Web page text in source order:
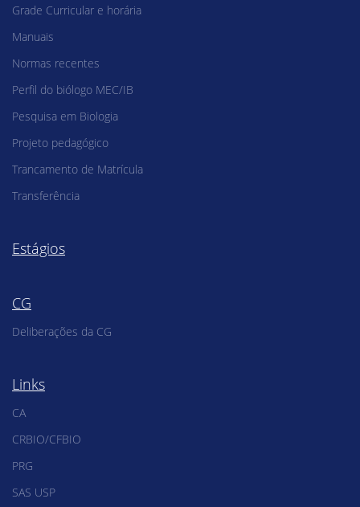
Grade Curricular e horária
Manuais
Normas recentes
Perfil do biólogo MEC/IB
Pesquisa em Biologia
Projeto pedagógico
Trancamento de Matrícula
Transferência
Estágios
CG
Deliberações da CG
Links
CA
CRBIO/CFBIO
PRG
SAS USP